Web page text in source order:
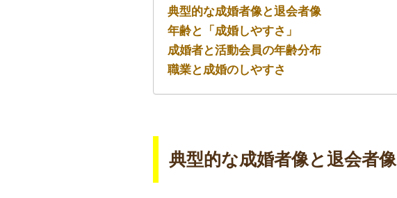
典型的な成婚者像と退会者像
年齢と「成婚しやすさ」
成婚者と活動会員の年齢分布
職業と成婚のしやすさ
典型的な成婚者像と退会者像